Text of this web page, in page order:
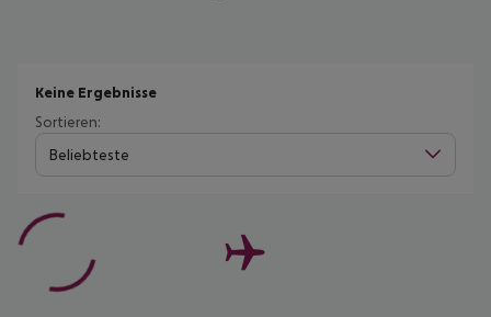
Keine Ergebnisse
Sortieren:
Beliebteste